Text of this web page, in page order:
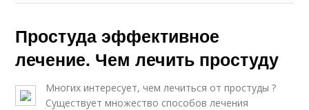
Простуда эффективное
лечение. Чем лечить простуду
Многих интересует, чем лечиться от простуды ?
Существует множество способов лечения